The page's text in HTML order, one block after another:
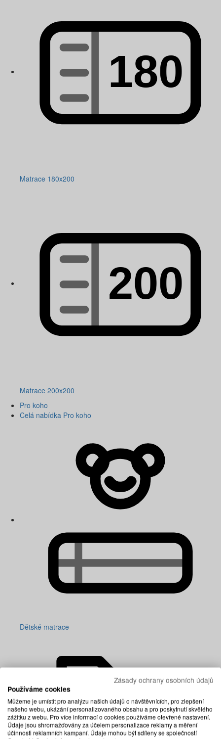
Matrace 180x200
Matrace 200x200
Pro koho
Celá nabídka Pro koho
Dětské matrace
Zásady ochrany osobních údajů
Používáme cookies
Můžeme je umístit pro analýzu našich údajů o návštěvnících, pro zlepšení
našeho webu, ukázání personalizovaného obsahu a pro poskytnutí skvělého
zážitku z webu. Pro více informací o cookies používáme otevřené nastavení.
Údaje jsou shromažďovány za účelem personalizace reklamy a měření
účinnosti reklamních kampaní. Údaje mohou být sdíleny se společností